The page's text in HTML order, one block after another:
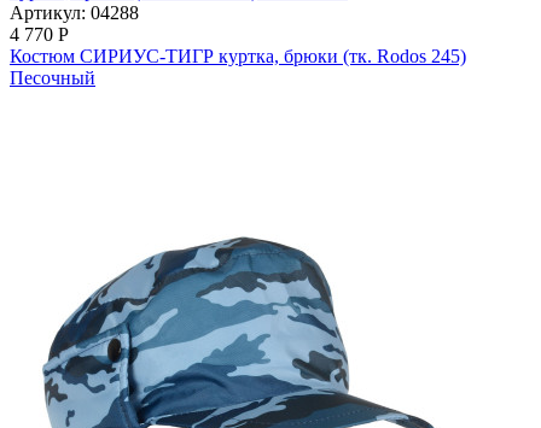
Артикул: 04288
4 770 Р
Костюм СИРИУС-ТИГР куртка, брюки (тк. Rodos 245)
Песочный